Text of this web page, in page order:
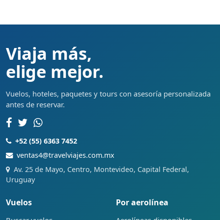
Viaja más,
elige mejor.
Vuelos, hoteles, paquetes y tours con asesoría personalizada
antes de reservar.
+52 (55) 6363 7452
ventas4@travelviajes.com.mx
Av. 25 de Mayo, Centro, Montevideo, Capital Federal,
Uruguay
Vuelos Por aerolínea